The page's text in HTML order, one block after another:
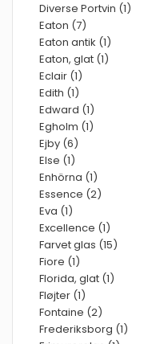
Diverse Portvin (1)
Eaton (7)
Eaton antik (1)
Eaton, glat (1)
Eclair (1)
Edith (1)
Edward (1)
Egholm (1)
Ejby (6)
Else (1)
Enhörna (1)
Essence (2)
Eva (1)
Excellence (1)
Farvet glas (15)
Fiore (1)
Florida, glat (1)
Fløjter (1)
Fontaine (2)
Frederiksborg (1)